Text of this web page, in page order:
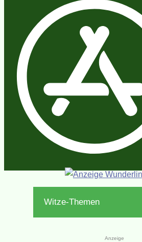
Witze-Themen
Anzeige